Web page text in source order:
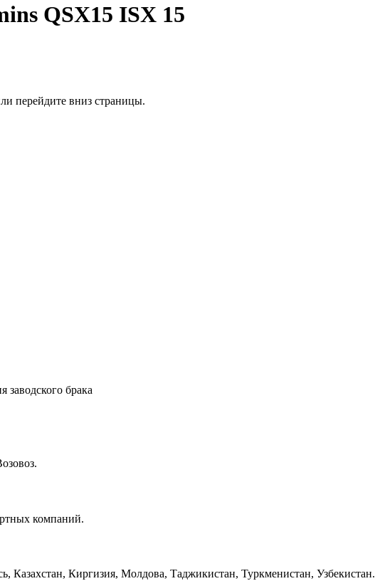
QSX15 ISX 15
перейдите вниз страницы.
заводского брака
компаний.
Киргизия, Молдова, Таджикистан, Туркменистан, Узбекистан.